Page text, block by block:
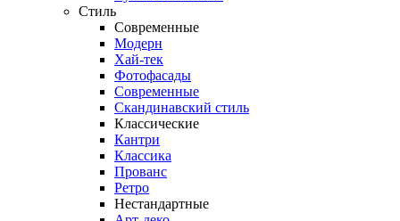
Стиль
Современные
Модерн
Хай-тек
Фотофасады
Современные
Скандинавский стиль
Классические
Кантри
Классика
Прованс
Ретро
Нестандартные